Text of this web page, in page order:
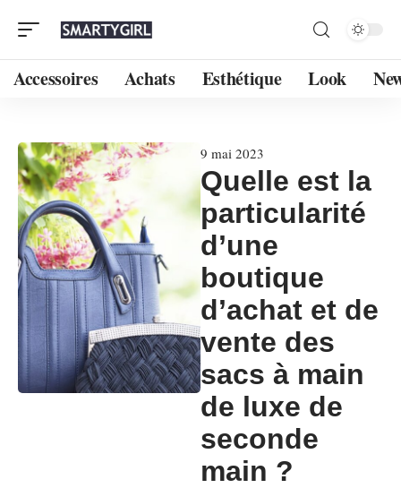
Accessoires Achats Esthétique Look
9 mai 2023
Quelle est la
particularité
d’une
boutique
d’achat et de
vente des
sacs à main
de luxe de
seconde
main ?